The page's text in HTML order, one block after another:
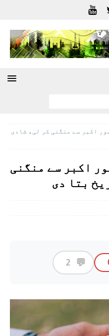
اکبر سے منگنی کر لی، شادی
اکبر سے منگنی
بتا دی
💬
2